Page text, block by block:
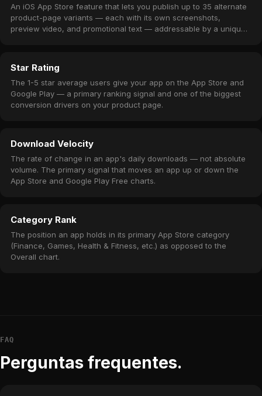
An iOS App Store feature that lets you publish up to 35 alternate
product-page variants — each with its own screenshots,
preview video, and promotional text — addressable by a unique
Star Rating
The 1-5 star average users give your app on the App Store and
Google Play — a primary ranking signal and one of the biggest
conversion drivers on your product page.
Download Velocity
The rate of change in an app's daily downloads — not absolute
volume. The primary signal that moves an app up or down the
App Store and Google Play Free charts.
Category Rank
The position an app holds in its primary App Store category
(Finance, Games, Health & Fitness, etc.) as opposed to the
Overall chart.
FAQ
Perguntas frequentes.